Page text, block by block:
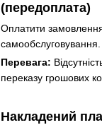
(передоплата)
Оплатити
самообслуговування.
Перевага:
переказу грошових
Накладений